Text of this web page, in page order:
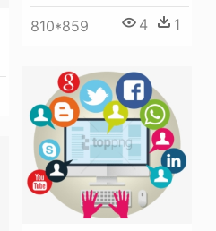
810*859 4 1